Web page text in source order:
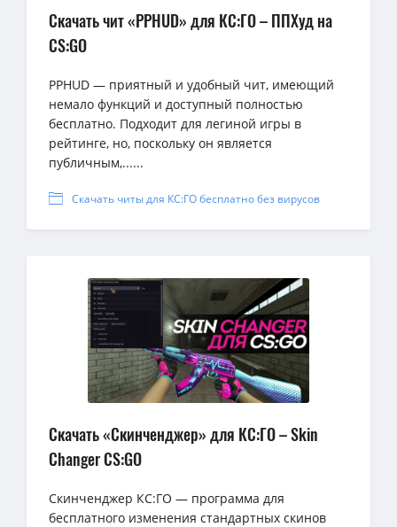
Скачать чит «PPHUD» для КС:ГО – ППХуд на
CS:GO
PPHUD — приятный и удобный чит, имеющий
немало функций и доступный полностью
бесплатно. Подходит для легиной игры в
рейтинге, но, поскольку он является
публичным,......
Скачать читы для КС:ГО бесплатно без вирусов
Скачать «Скинченджер» для КС:ГО – Skin
Changer CS:GO
Скинченджер КС:ГО — программа для
бесплатного изменения стандартных скинов